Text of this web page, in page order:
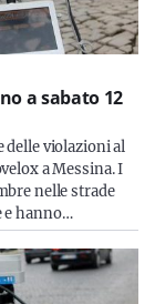
a sabato 12
delle violazioni al
a Messina. I
nelle strade
e hanno…